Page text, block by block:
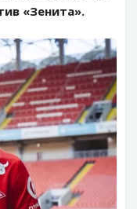
«Зенита».